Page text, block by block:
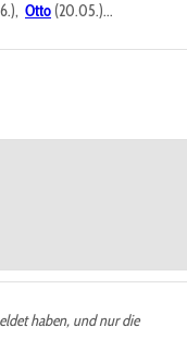
Otto (20.05.)...
haben, und nur die